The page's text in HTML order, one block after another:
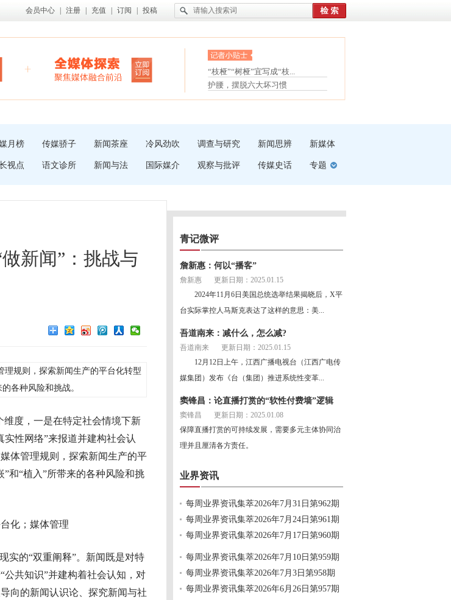
会员中心 注册 充值 订阅 投稿
眼白变红或是结膜下出血
“枝桠”“树桠”宜写成“枝...
夏天缓解疲劳有三招
护腰，摆脱六大坏习惯
受伤了冰敷还是热敷
白内障治疗的误区
月榜 传媒骄子 新闻茶座 冷风劲吹 调查与研究 新闻思辨 新媒体
视点 语文诊所 新闻与法 国际媒介 观察与批评 传媒史话 专题
新闻”：挑战与
规则，探索新闻生产的平台化转型
各种风险和挑战。
维度，一是在特定社会情境下新
性网络”来报道并建构社会认
体管理规则，探索新闻生产的平
和“植入”所带来的各种风险和挑
化；媒体管理
的“双重阐释”。新闻既是对特
共知识”并建构着社会认知，对
向的新闻认识论、探究新闻与社
青记微评
詹新惠：何以“播客”
詹新惠
更新日期：2025.01.15
2024年11月6日美国总统选举结果揭晓后，X平
台实际掌控人马斯克表达了这样的意思：美...
吾道南来：减什么，怎么减?
吾道南来
更新日期：2025.01.15
12月12日上午，江西广播电视台（江西广电传
媒集团）发布《台（集团）推进系统性变革...
窦锋昌：论直播打赏的“软性付费墙”逻辑
窦锋昌
更新日期：2025.01.08
保障直播打赏的可持续发展，需要多元主体协同治
理并且厘清各方责任。
业界资讯
每周业界资讯集萃2026年7月31日第962期
每周业界资讯集萃2026年7月24日第961期
每周业界资讯集萃2026年7月17日第960期
每周业界资讯集萃2026年7月10日第959期
每周业界资讯集萃2026年7月3日第958期
每周业界资讯集萃2026年6月26日第957期